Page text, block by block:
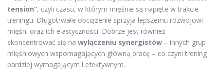
tension”, czyli czasu, w którym mięśnie są napięte w trakcie
treningu. Długotrwałe obciążenie sprzyja lepszemu rozwojowi
mięśni oraz ich elastyczności. Dobrze jest również
skoncentrować się na wyłączeniu synergistów – innych grup
mięśniowych wspomagających główną pracę – co czyni trening
bardziej wymagającym i efektywnym.